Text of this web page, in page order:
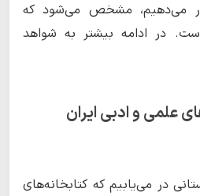
می‌دهیم، مشخص می‌شود که
در ادامه بیشتر به شواهد
علمی و ادبی ایران
در می‌یابیم که کتابخانه‌های